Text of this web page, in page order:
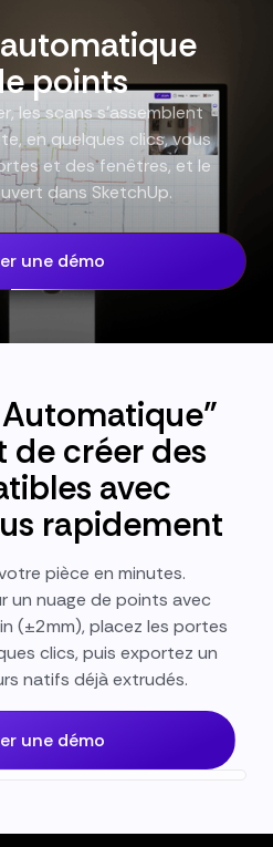
points
les scans s'assemblent
en quelques clics, vous
et des fenêtres, et le
dans SketchUp.
une démo
de créer des
avec
rapidement
pièce en minutes.
un nuage de points avec
(±2mm), placez les portes
clics, puis exportez un
natifs déjà extrudés.
une démo